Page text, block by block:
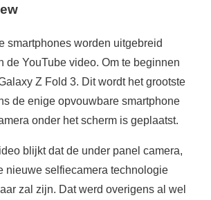
smartphones worden uitgebreid
de YouTube video. Om te beginnen
Z Fold 3. Dit wordt het grootste
de enige opvouwbare smartphone
onder het scherm is geplaatst.
blijkt dat de under panel camera,
nieuwe selfiecamera technologie
zal zijn. Dat werd overigens al wel